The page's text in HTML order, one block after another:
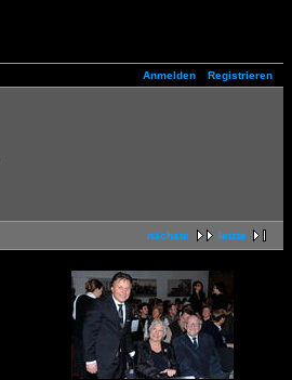
Anmelden Registrieren
nächste letzte